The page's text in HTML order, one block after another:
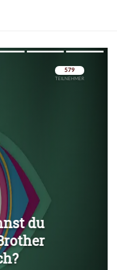
Überspringen
Überspringen